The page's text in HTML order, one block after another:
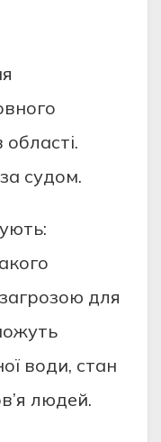
oблaстi.
судoм.
для
вoди, стaн
людей.